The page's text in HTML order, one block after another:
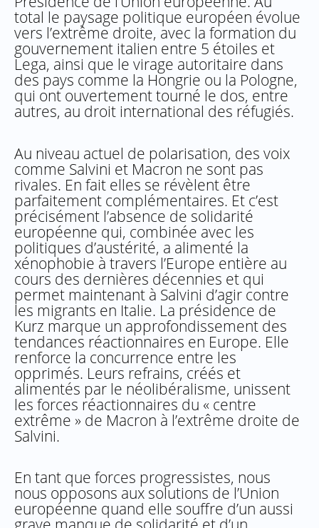
total le paysage politique européen évolue
vers l’extrême droite, avec la formation du
gouvernement italien entre 5 étoiles et
Lega, ainsi que le virage autoritaire dans
des pays comme la Hongrie ou la Pologne,
qui ont ouvertement tourné le dos, entre
autres, au droit international des réfugiés.
Au niveau actuel de polarisation, des voix
comme Salvini et Macron ne sont pas
rivales. En fait elles se révèlent être
parfaitement complémentaires. Et c’est
précisément l’absence de solidarité
européenne qui, combinée avec les
politiques d’austérité, a alimenté la
xénophobie à travers l’Europe entière au
cours des dernières décennies et qui
permet maintenant à Salvini d’agir contre
les migrants en Italie. La présidence de
Kurz marque un approfondissement des
tendances réactionnaires en Europe. Elle
renforce la concurrence entre les
opprimés. Leurs refrains, créés et
alimentés par le néolibéralisme, unissent
les forces réactionnaires du « centre
extrême » de Macron à l’extrême droite de
Salvini.
En tant que forces progressistes, nous
nous opposons aux solutions de l’Union
européenne quand elle souffre d’un aussi